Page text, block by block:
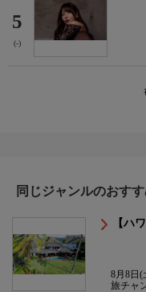
5
(-)
同じジャンルのおすす
【ハ
8月8日(
旅チャ